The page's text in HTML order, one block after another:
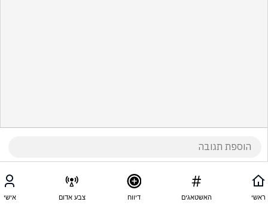
ראשי האשטאגים דיווח צבע אדום אישי